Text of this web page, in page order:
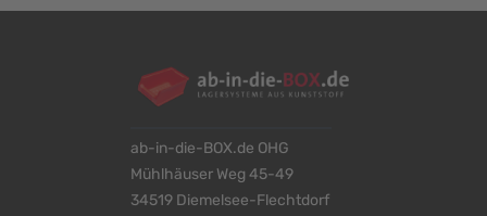
ab-in-die-BOX.de OHG
Mühlhäuser Weg 45-49
34519 Diemelsee-Flechtdorf